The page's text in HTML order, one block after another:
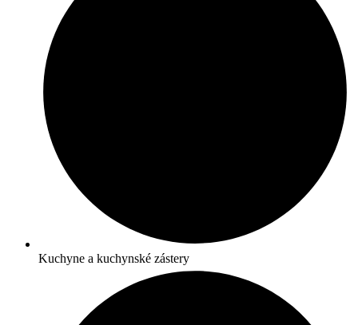
Kuchyne a kuchynské zástery